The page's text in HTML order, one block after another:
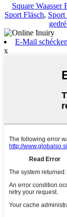
Square Waasser
Sport Fläsch, Sport
E-Mail schécken
x